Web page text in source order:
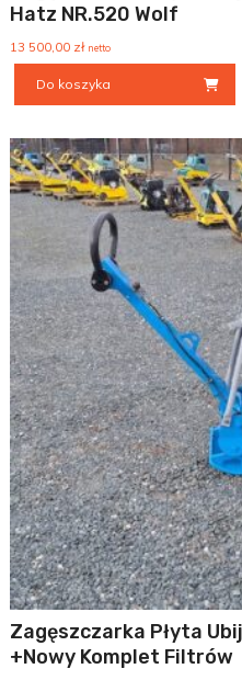
Hatz NR.520 Wolf
13 500,00 zł netto
Do koszyka
Zagęszczarka Płyta
+Nowy Komplet Filtrów